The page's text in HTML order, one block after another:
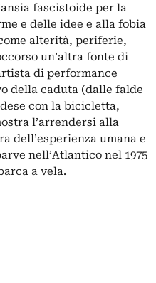
fascistoide per la
e delle idee e alla fobia
alterità, periferie,
un’altra fonte di
di performance
della caduta (dalle falde
con la bicicletta,
l’arrendersi alla
dell’esperienza umana e
nell’Atlantico nel 1975
a vela.